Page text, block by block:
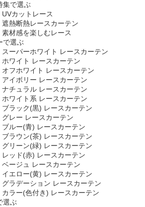
集で選ぶ
UVカットレース
遮熱断熱レースカーテン
素材感を楽しむレース
で選ぶ
スーパーホワイト レースカーテン
ホワイト レースカーテン
オフホワイト レースカーテン
アイボリー レースカーテン
ナチュラル レースカーテン
ホワイト系 レースカーテン
ブラック(黒) レースカーテン
グレー レースカーテン
ブルー(青) レースカーテン
ブラウン(茶) レースカーテン
グリーン(緑) レースカーテン
レッド(赤) レースカーテン
ベージュ レースカーテン
イエロー(黄) レースカーテン
グラデーション レースカーテン
カラー(色付き) レースカーテン
選ぶ